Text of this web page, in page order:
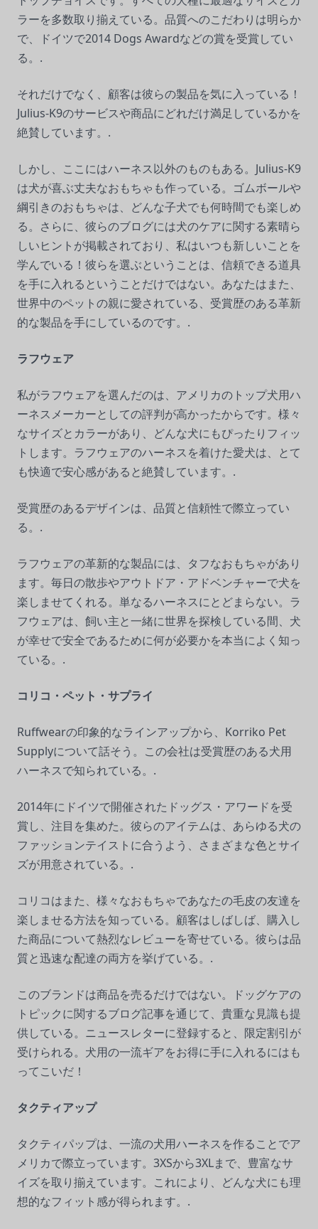
ラーを多数取り揃えている。品質へのこだわりは明らか
で、ドイツで2014 Dogs Awardなどの賞を受賞してい
る。.
それだけでなく、顧客は彼らの製品を気に入っている！
Julius-K9のサービスや商品にどれだけ満足しているかを
絶賛しています。.
しかし、ここにはハーネス以外のものもある。Julius-K9
は犬が喜ぶ丈夫なおもちゃも作っている。ゴムボールや
綱引きのおもちゃは、どんな子犬でも何時間でも楽しめ
る。さらに、彼らのブログには犬のケアに関する素晴ら
しいヒントが掲載されており、私はいつも新しいことを
学んでいる！彼らを選ぶということは、信頼できる道具
を手に入れるということだけではない。あなたはまた、
世界中のペットの親に愛されている、受賞歴のある革新
的な製品を手にしているのです。.
ラフウェア
私がラフウェアを選んだのは、アメリカのトップ犬用ハ
ーネスメーカーとしての評判が高かったからです。様々
なサイズとカラーがあり、どんな犬にもぴったりフィッ
トします。ラフウェアのハーネスを着けた愛犬は、とて
も快適で安心感があると絶賛しています。.
受賞歴のあるデザインは、品質と信頼性で際立ってい
る。.
ラフウェアの革新的な製品には、タフなおもちゃがあり
ます。毎日の散歩やアウトドア・アドベンチャーで犬を
楽しませてくれる。単なるハーネスにとどまらない。ラ
フウェアは、飼い主と一緒に世界を探検している間、犬
が幸せで安全であるために何が必要かを本当によく知っ
ている。.
コリコ・ペット・サプライ
Ruffwearの印象的なラインアップから、Korriko Pet
Supplyについて話そう。この会社は受賞歴のある犬用
ハーネスで知られている。.
2014年にドイツで開催されたドッグス・アワードを受
賞し、注目を集めた。彼らのアイテムは、あらゆる犬の
ファッションテイストに合うよう、さまざまな色とサイ
ズが用意されている。.
コリコはまた、様々なおもちゃであなたの毛皮の友達を
楽しませる方法を知っている。顧客はしばしば、購入し
た商品について熱烈なレビューを寄せている。彼らは品
質と迅速な配達の両方を挙げている。.
このブランドは商品を売るだけではない。ドッグケアの
トピックに関するブログ記事を通じて、貴重な見識も提
供している。ニュースレターに登録すると、限定割引が
受けられる。犬用の一流ギアをお得に手に入れるにはも
ってこいだ！
タクティアップ
タクティパップは、一流の犬用ハーネスを作ることでア
メリカで際立っています。3XSから3XLまで、豊富なサ
イズを取り揃えています。これにより、どんな犬にも理
想的なフィット感が得られます。.